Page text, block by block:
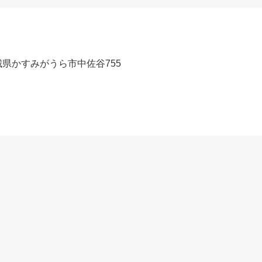
かすみがうら市中佐谷755